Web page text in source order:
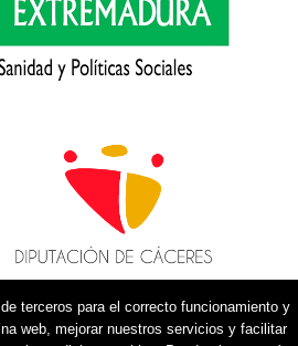
terceros para el correcto funcionamiento y
web, mejorar nuestros servicios y facilitar